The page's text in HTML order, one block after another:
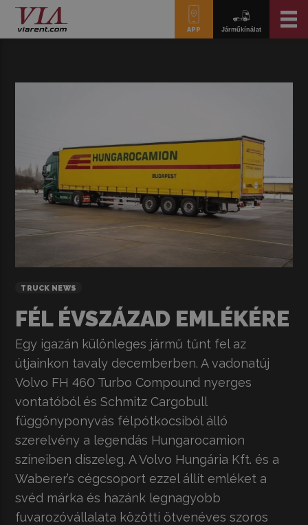
APP Járműkínálat
TRUCK NEWS
FÉL ÉVSZÁZAD EMLÉKÉRE
Egy igazán különleges jármű tűnt fel az
útjainkon tavaly decemberben. A vadonatúj
Volvo FH 460 Turbo Compound nyerges
vontatóból és Schmitz Cargobull
függönyponyvás félpótkocsiból álló
szerelvény a legendás Hungarocamion
színeiben díszeleg. A Volvo Hungária Kft. és a
Waberer’s cégcsoport ezzel állít emléket a
svéd márka és hazánk legnagyobb
fuvarozóvállalata közötti ötvenéves szoros